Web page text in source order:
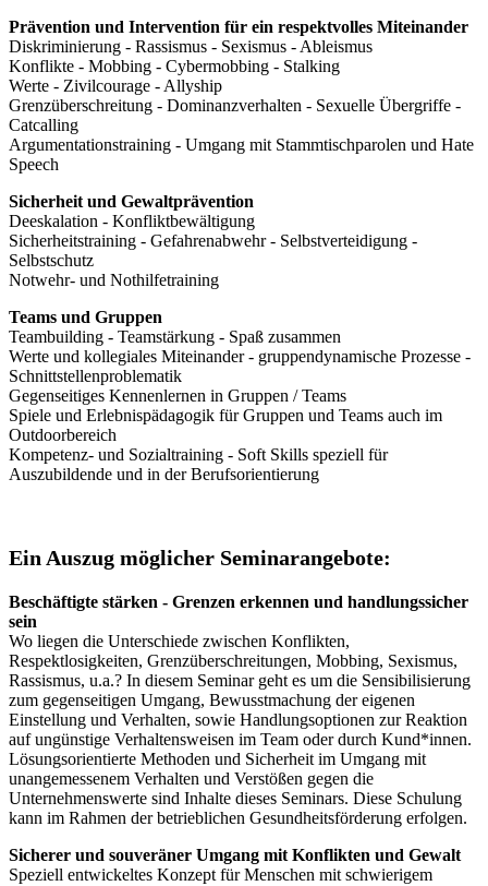
Prävention und Intervention für ein respektvolles Miteinander
Diskriminierung - Rassismus - Sexismus - Ableismus
Konflikte - Mobbing - Cybermobbing - Stalking
Werte - Zivilcourage - Allyship
Grenzüberschreitung - Dominanzverhalten - Sexuelle Übergriffe -
Catcalling
Argumentationstraining - Umgang mit Stammtischparolen und Hate
Speech
Sicherheit und Gewaltprävention
Deeskalation - Konfliktbewältigung
Sicherheitstraining - Gefahrenabwehr - Selbstverteidigung -
Selbstschutz
Notwehr- und Nothilfetraining
Teams und Gruppen
Teambuilding - Teamstärkung - Spaß zusammen
Werte und kollegiales Miteinander - gruppendynamische Prozesse -
Schnittstellenproblematik
Gegenseitiges Kennenlernen in Gruppen / Teams
Spiele und Erlebnispädagogik für Gruppen und Teams auch im
Outdoorbereich
Kompetenz- und Sozialtraining - Soft Skills speziell für
Auszubildende und in der Berufsorientierung
Ein Auszug möglicher Seminarangebote:
Beschäftigte stärken - Grenzen erkennen und handlungssicher
sein
Wo liegen die Unterschiede zwischen Konflikten,
Respektlosigkeiten, Grenzüberschreitungen, Mobbing, Sexismus,
Rassismus, u.a.? In diesem Seminar geht es um die Sensibilisierung
zum gegenseitigen Umgang, Bewusstmachung der eigenen
Einstellung und Verhalten, sowie Handlungsoptionen zur Reaktion
auf ungünstige Verhaltensweisen im Team oder durch Kund*innen.
Lösungsorientierte Methoden und Sicherheit im Umgang mit
unangemessenem Verhalten und Verstößen gegen die
Unternehmenswerte sind Inhalte dieses Seminars. Diese Schulung
kann im Rahmen der betrieblichen Gesundheitsförderung erfolgen.
Sicherer und souveräner Umgang mit Konflikten und Gewalt
Speziell entwickeltes Konzept für Menschen mit schwierigem